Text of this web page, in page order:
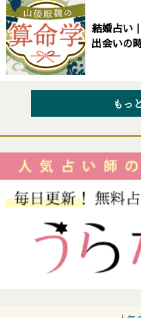
結婚占い
出会いの
もっ